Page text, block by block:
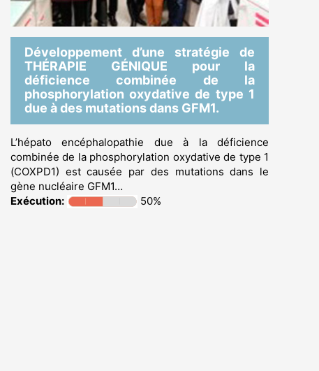
Développement d’une stratégie de
THÉRAPIE GÉNIQUE pour la
déficience combinée de la
phosphorylation oxydative de type 1
due à des mutations dans GFM1.
L’hépato encéphalopathie due à la déficience
combinée de la phosphorylation oxydative de type 1
(COXPD1) est causée par des mutations dans le
gène nucléaire GFM1…
Exécution:
50%